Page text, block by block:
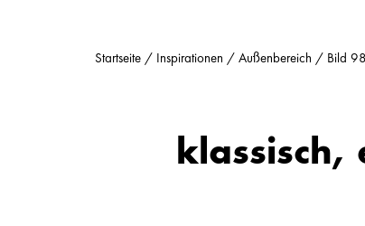
Startseite Inspirationen Außenbereich Bild